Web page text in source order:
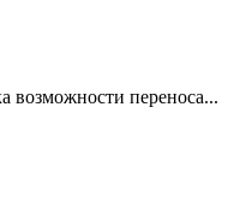
возможности переноса...